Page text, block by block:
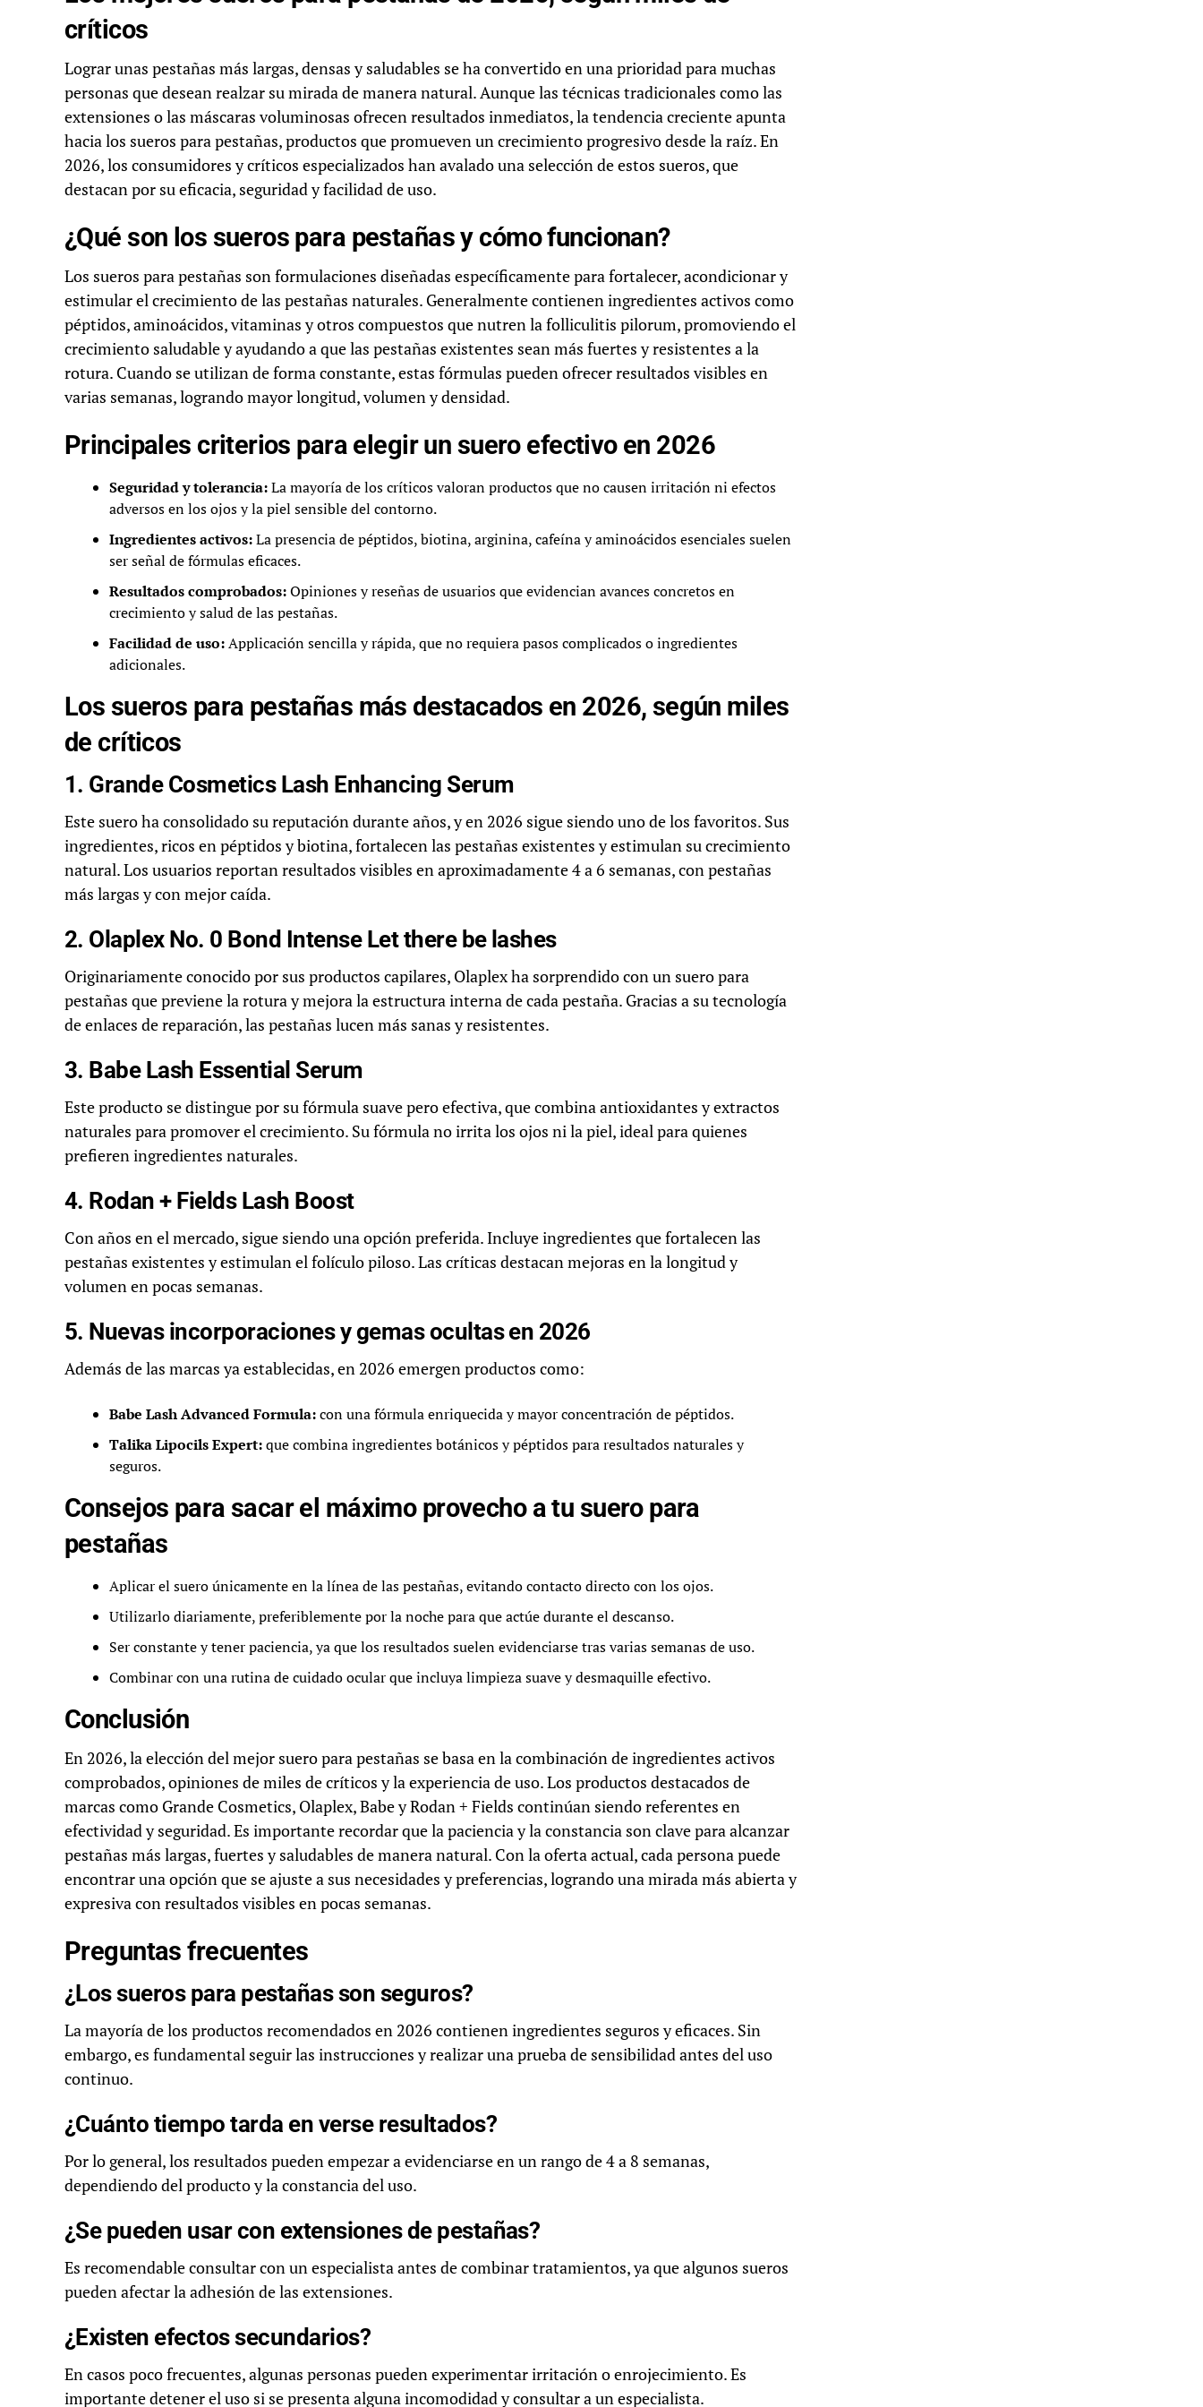
críticos
Lograr unas pestañas más largas, densas y saludables se ha convertido en una prioridad para muchas
personas que desean realzar su mirada de manera natural. Aunque las técnicas tradicionales como las
extensiones o las máscaras voluminosas ofrecen resultados inmediatos, la tendencia creciente apunta
hacia los sueros para pestañas, productos que promueven un crecimiento progresivo desde la raíz. En
2026, los consumidores y críticos especializados han avalado una selección de estos sueros, que
destacan por su eficacia, seguridad y facilidad de uso.
¿Qué son los sueros para pestañas y cómo funcionan?
Los sueros para pestañas son formulaciones diseñadas específicamente para fortalecer, acondicionar y
estimular el crecimiento de las pestañas naturales. Generalmente contienen ingredientes activos como
péptidos, aminoácidos, vitaminas y otros compuestos que nutren la folliculitis pilorum, promoviendo el
crecimiento saludable y ayudando a que las pestañas existentes sean más fuertes y resistentes a la
rotura. Cuando se utilizan de forma constante, estas fórmulas pueden ofrecer resultados visibles en
varias semanas, logrando mayor longitud, volumen y densidad.
Principales criterios para elegir un suero efectivo en 2026
Seguridad y tolerancia:La mayoría de los críticos valoran productos que no causen irritación ni efectos
adversos en los ojos y la piel sensible del contorno.
Ingredientes activos:La presencia de péptidos, biotina, arginina, cafeína y aminoácidos esenciales suelen
ser señal de fórmulas eficaces.
Resultados comprobados:Opiniones y reseñas de usuarios que evidencian avances concretos en
crecimiento y salud de las pestañas.
Facilidad de uso:Applicación sencilla y rápida, que no requiera pasos complicados o ingredientes
adicionales.
Los sueros para pestañas más destacados en 2026, según miles
de críticos
1. Grande Cosmetics Lash Enhancing Serum
Este suero ha consolidado su reputación durante años, y en 2026 sigue siendo uno de los favoritos. Sus
ingredientes, ricos en péptidos y biotina, fortalecen las pestañas existentes y estimulan su crecimiento
natural. Los usuarios reportan resultados visibles en aproximadamente 4 a 6 semanas, con pestañas
más largas y con mejor caída.
2. Olaplex No. 0 Bond Intense Let there be lashes
Originariamente conocido por sus productos capilares, Olaplex ha sorprendido con un suero para
pestañas que previene la rotura y mejora la estructura interna de cada pestaña. Gracias a su tecnología
de enlaces de reparación, las pestañas lucen más sanas y resistentes.
3. Babe Lash Essential Serum
Este producto se distingue por su fórmula suave pero efectiva, que combina antioxidantes y extractos
naturales para promover el crecimiento. Su fórmula no irrita los ojos ni la piel, ideal para quienes
prefieren ingredientes naturales.
4. Rodan + Fields Lash Boost
Con años en el mercado, sigue siendo una opción preferida. Incluye ingredientes que fortalecen las
pestañas existentes y estimulan el folículo piloso. Las críticas destacan mejoras en la longitud y
volumen en pocas semanas.
5. Nuevas incorporaciones y gemas ocultas en 2026
Además de las marcas ya establecidas, en 2026 emergen productos como:
Babe Lash Advanced Formula:con una fórmula enriquecida y mayor concentración de péptidos.
Talika Lipocils Expert:que combina ingredientes botánicos y péptidos para resultados naturales y
seguros.
Consejos para sacar el máximo provecho a tu suero para
pestañas
Aplicar el suero únicamente en la línea de las pestañas, evitando contacto directo con los ojos.
Utilizarlo diariamente, preferiblemente por la noche para que actúe durante el descanso.
Ser constante y tener paciencia, ya que los resultados suelen evidenciarse tras varias semanas de uso.
Combinar con una rutina de cuidado ocular que incluya limpieza suave y desmaquille efectivo.
Conclusión
En 2026, la elección del mejor suero para pestañas se basa en la combinación de ingredientes activos
comprobados, opiniones de miles de críticos y la experiencia de uso. Los productos destacados de
marcas como Grande Cosmetics, Olaplex, Babe y Rodan + Fields continúan siendo referentes en
efectividad y seguridad. Es importante recordar que la paciencia y la constancia son clave para alcanzar
pestañas más largas, fuertes y saludables de manera natural. Con la oferta actual, cada persona puede
encontrar una opción que se ajuste a sus necesidades y preferencias, logrando una mirada más abierta y
expresiva con resultados visibles en pocas semanas.
Preguntas frecuentes
¿Los sueros para pestañas son seguros?
La mayoría de los productos recomendados en 2026 contienen ingredientes seguros y eficaces. Sin
embargo, es fundamental seguir las instrucciones y realizar una prueba de sensibilidad antes del uso
continuo.
¿Cuánto tiempo tarda en verse resultados?
Por lo general, los resultados pueden empezar a evidenciarse en un rango de 4 a 8 semanas,
dependiendo del producto y la constancia del uso.
¿Se pueden usar con extensiones de pestañas?
Es recomendable consultar con un especialista antes de combinar tratamientos, ya que algunos sueros
pueden afectar la adhesión de las extensiones.
¿Existen efectos secundarios?
En casos poco frecuentes, algunas personas pueden experimentar irritación o enrojecimiento. Es
importante detener el uso si se presenta alguna incomodidad y consultar a un especialista.